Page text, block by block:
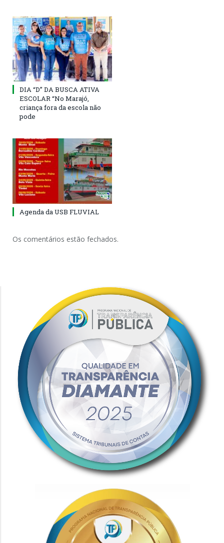
DIA “D” DA BUSCA ATIVA
ESCOLAR “No Marajó,
criança fora da escola não
pode
Agenda da USB FLUVIAL
Os comentários estão fechados.